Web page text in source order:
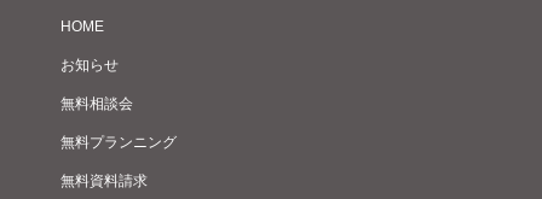
HOME
お知らせ
無料相談会
無料プランニング
無料資料請求